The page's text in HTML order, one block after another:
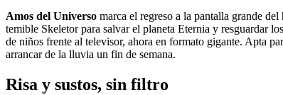
Amos del Universo marca el regreso a la pantalla grande
temible Skeletor para salvar el planeta Eternia y resguardar
de niños frente al televisor, ahora en formato gigante. Apta
arrancar de la lluvia un fin de semana.
Risa y sustos, sin filtro